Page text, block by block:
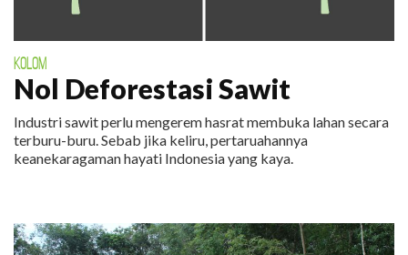
KOLOM
Nol Deforestasi Sawit
Industri sawit perlu mengerem hasrat membuka lahan secara
terburu-buru. Sebab jika keliru, pertaruahannya
keanekaragaman hayati Indonesia yang kaya.